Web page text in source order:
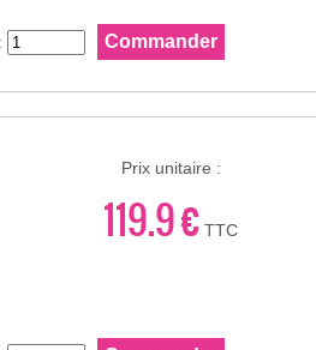
Prix unitaire :
119.9 € TTC